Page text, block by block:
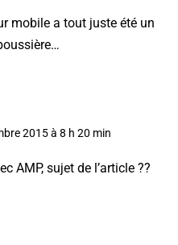
mobile a tout juste été un
2015 à 8 h 20 min
AMP, sujet de l’article ??